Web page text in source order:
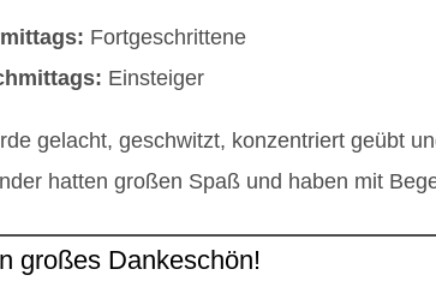
Fortgeschrittene
Einsteiger
gelacht, geschwitzt, konzentriert geübt
hatten großen Spaß und haben mit
großes Dankeschön!